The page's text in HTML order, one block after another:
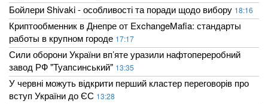
Бойлери Shivaki - особливості та поради щодо вибору 18:16
Криптообменник в Днепре от ExchangeMafia: стандарты
работы в крупном городе 17:17
Сили оборони України вп’яте уразили нафтопереробний
завод РФ "Туапсинський" 13:35
У червні можуть відкрити перший кластер переговорів про
вступ України до ЄС 13:28